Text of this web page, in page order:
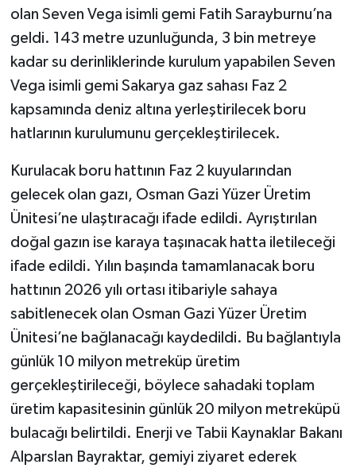
olan Seven Vega isimli gemi Fatih Sarayburnu’na
geldi. 143 metre uzunluğunda, 3 bin metreye
kadar su derinliklerinde kurulum yapabilen Seven
Vega isimli gemi Sakarya gaz sahası Faz 2
kapsamında deniz altına yerleştirilecek boru
hatlarının kurulumunu gerçekleştirilecek.
Kurulacak boru hattının Faz 2 kuyularından
gelecek olan gazı, Osman Gazi Yüzer Üretim
Ünitesi’ne ulaştıracağı ifade edildi. Ayrıştırılan
doğal gazın ise karaya taşınacak hatta iletileceği
ifade edildi. Yılın başında tamamlanacak boru
hattının 2026 yılı ortası itibariyle sahaya
sabitlenecek olan Osman Gazi Yüzer Üretim
Ünitesi’ne bağlanacağı kaydedildi. Bu bağlantıyla
günlük 10 milyon metreküp üretim
gerçekleştirileceği, böylece sahadaki toplam
üretim kapasitesinin günlük 20 milyon metreküpü
bulacağı belirtildi. Enerji ve Tabii Kaynaklar Bakanı
Alparslan Bayraktar, gemiyi ziyaret ederek